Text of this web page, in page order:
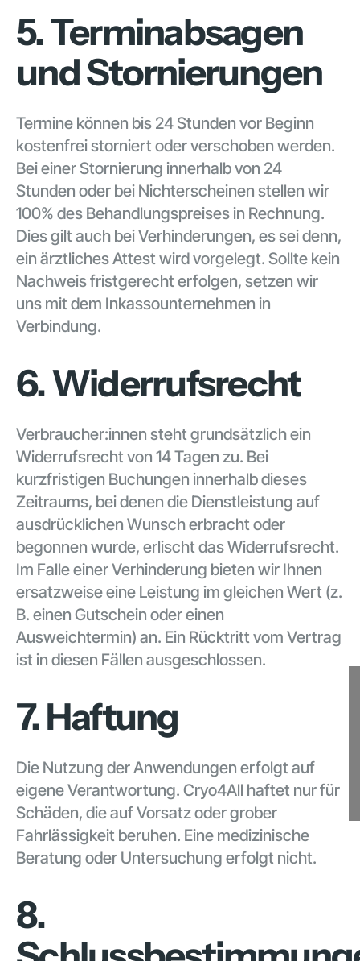
5. Terminabsagen
und Stornierungen
Termine können bis 24 Stunden vor Beginn
kostenfrei storniert oder verschoben werden.
Bei einer Stornierung innerhalb von 24
Stunden oder bei Nichterscheinen stellen wir
100% des Behandlungspreises in Rechnung.
Dies gilt auch bei Verhinderungen, es sei denn,
ein ärztliches Attest wird vorgelegt. Sollte kein
Nachweis fristgerecht erfolgen, setzen wir
uns mit dem Inkassounternehmen in
Verbindung.
6. Widerrufsrecht
Verbraucher:innen steht grundsätzlich ein
Widerrufsrecht von 14 Tagen zu. Bei
kurzfristigen Buchungen innerhalb dieses
Zeitraums, bei denen die Dienstleistung auf
ausdrücklichen Wunsch erbracht oder
begonnen wurde, erlischt das Widerrufsrecht.
Im Falle einer Verhinderung bieten wir Ihnen
ersatzweise eine Leistung im gleichen Wert (z.
B. einen Gutschein oder einen
Ausweichtermin) an. Ein Rücktritt vom Vertrag
ist in diesen Fällen ausgeschlossen.
7. Haftung
Die Nutzung der Anwendungen erfolgt auf
eigene Verantwortung. Cryo4All haftet nur für
Schäden, die auf Vorsatz oder grober
Fahrlässigkeit beruhen. Eine medizinische
Beratung oder Untersuchung erfolgt nicht.
8.